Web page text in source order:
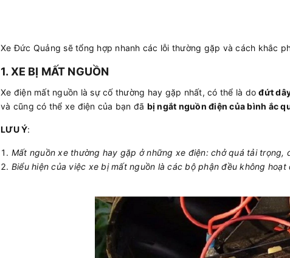
Xe Đức Quảng sẽ tổng hợp nhanh các lỗi thường gặp và cách khắc
1. XE BỊ MẤT NGUỒN
Xe điện mất nguồn là sự cố thường hay gặp nhất, có thể là dođứt
và cũng có thể xe điện của bạn đã bị ngắt nguồn điện của bình ắc
LƯU Ý:
Mất nguồn xe thường hay gặp ở những xe điện: chở quá tải
Biểu hiện của việc xe bị mất nguồn là các bộ phận đều không